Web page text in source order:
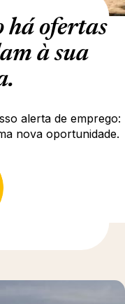
há ofertas
à sua
alerta de emprego:
nova oportunidade.